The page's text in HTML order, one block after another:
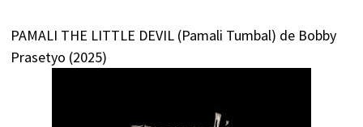
PAMALI THE LITTLE DEVIL (Pamali Tumbal) de Bobby
Prasetyo (2025)